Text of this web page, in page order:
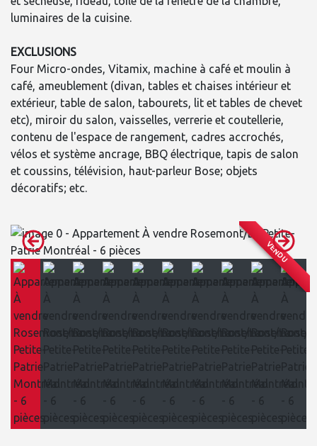
luminaires de la cuisine.
EXCLUSIONS
Four Micro-ondes, Vitamix, machine à café et moulin à
café, ameublement (divan, tables et chaises intérieur et
extérieur, table de salon, tabourets, lit et tables de chevet
etc), miroir du salon, vaisselles, verrerie et coutellerie,
contenu de l'espace de rangement, cadres accrochés,
vélos et système ancrage, BBQ électrique, tapis de salon
et coussins, télévision, haut-parleur Bose; objets
décoratifs; etc.
VENDU